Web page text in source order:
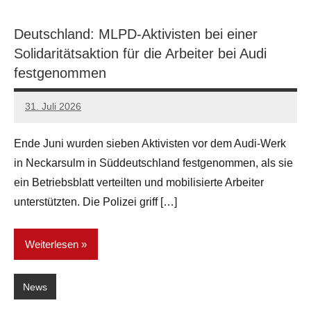
Deutschland: MLPD-Aktivisten bei einer
Solidaritätsaktion für die Arbeiter bei Audi
festgenommen
31. Juli 2026
network
Ende Juni wurden sieben Aktivisten vor dem Audi-Werk
in Neckarsulm in Süddeutschland festgenommen, als sie
ein Betriebsblatt verteilten und mobilisierte Arbeiter
unterstützten. Die Polizei griff […]
Weiterlesen
News